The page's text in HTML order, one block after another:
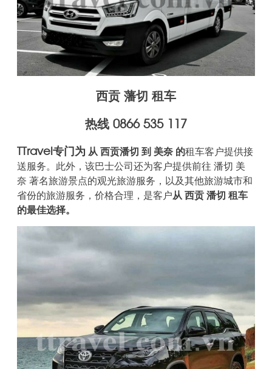
西贡 藩切 租车
热线 0866 535 117
TTravel专门为 从 西贡潘切 到 美奈 的租车客户提供接
送服务。此外，该巴士公司还为客户提供前往 潘切 美
奈 著名旅游景点的观光旅游服务，以及其他旅游城市和
省份的旅游服务，价格合理，是客户从 西贡 潘切 租车
的最佳选择。